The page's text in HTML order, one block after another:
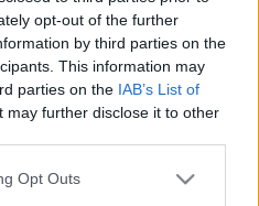
opt-out of the further
by third parties on the
This information may
parties on the IAB’s List of
may further disclose it to other
uses one or more Google
Opt Outs